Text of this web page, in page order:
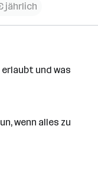
jährlich
und was
wenn alles zu